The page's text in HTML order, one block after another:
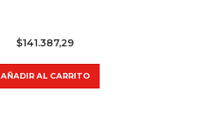
$141.387,29
AÑADIR AL CARRITO